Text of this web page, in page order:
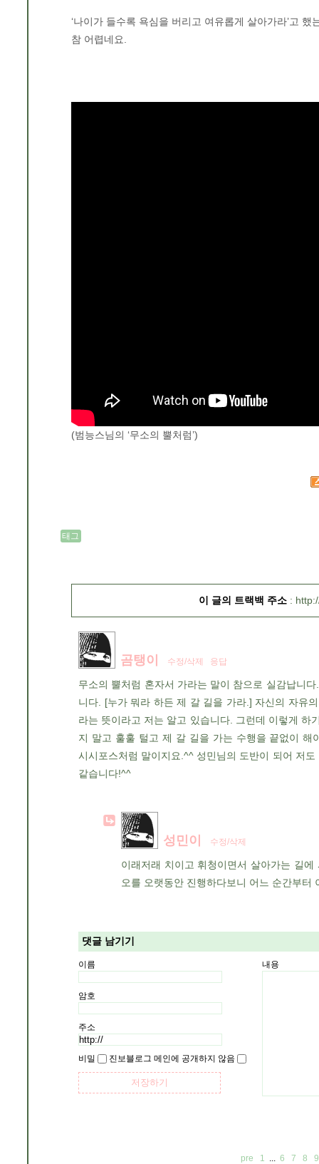
‘나이가 들수록 욕심을 버리고 여유롭게 살아가라’고 했
참 어렵네요.
(범능스님의 ‘무소의 뿔처럼’)
태그
이 글의 트랙백 주소
곰탱이 수정/삭제 응답
무소의 뿔처럼 혼자서 가라는 말이 참으로 실감납니
니다. [누가 뭐라 하든 제 갈 길을 가라.] 자신의 자유
라는 뜻이라고 저는 알고 있습니다. 그런데 이렇게 하
지 말고 훌훌 털고 제 갈 길을 가는 수행을 끝없이 해
시시포스처럼 말이지요.^^ 성민님의 도반이 되어 저
같습니다!^^
성민이 수정/삭제
이래저래 치이고 휘청이면서 살아가는 길
오를 오랫동안 진행하다보니 어느 순간부
댓글 남기기
이름
암호
주소
비밀 진보블로그 메인에 공개하지 않음
내용
pre 1 ... 6 7 8 9